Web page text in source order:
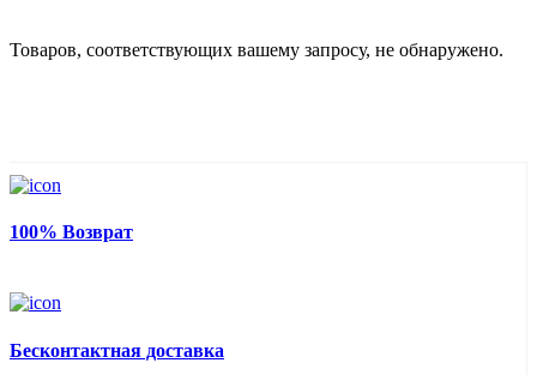
Товаров, соответствующих вашему запросу, не обнаружено.
100% Возврат
Бесконтактная доставка